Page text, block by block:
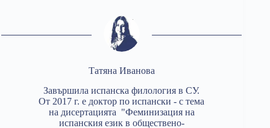
Татяна Иванова
Завършила испанска филология в СУ.
От 2017 г. е доктор по испански - с тема
на дисертацията "Феминизация на
испанския език в обществено-